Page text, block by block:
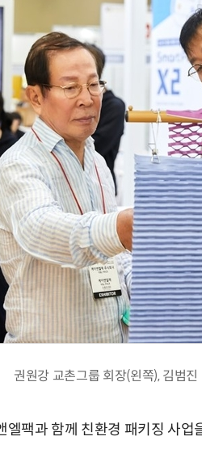
권원강 교촌그룹 회장(왼쪽), 김범
팩과 함께 친환경 패키징 사업